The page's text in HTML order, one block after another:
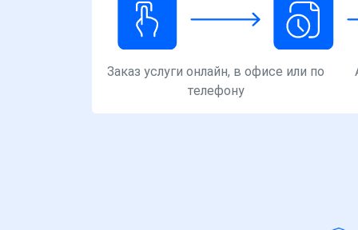
Заказ услуги онлайн, в офисе или по
телефону